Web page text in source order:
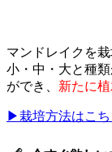
マンドレイクを
小・中・大と種
ができ、 新たに
▶栽培方法はこち